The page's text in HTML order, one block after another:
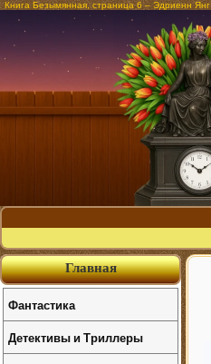
Книга Безымянная, страница 6 – Эдриенн Янг
Главная
Фантастика
Детективы и Триллеры